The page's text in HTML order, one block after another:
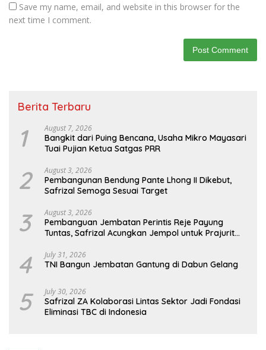
Save my name, email, and website in this browser for the
next time I comment.
Berita Terbaru
1 August 7, 2026
Bangkit dari Puing Bencana, Usaha Mikro Mayasari
Tuai Pujian Ketua Satgas PRR
2 August 3, 2026
Pembangunan Bendung Pante Lhong II Dikebut,
Safrizal Semoga Sesuai Target
3 August 3, 2026
Pembanguan Jembatan Perintis Reje Payung
Tuntas, Safrizal Acungkan Jempol untuk Prajurit
4 July 31, 2026
TNI Bangun Jembatan Gantung di Dabun Gelang
5 July 30, 2026
Safrizal ZA Kolaborasi Lintas Sektor Jadi Fondasi
Eliminasi TBC di Indonesia